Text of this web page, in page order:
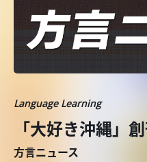
Language Learning
「大好き沖縄」
方言ニュース